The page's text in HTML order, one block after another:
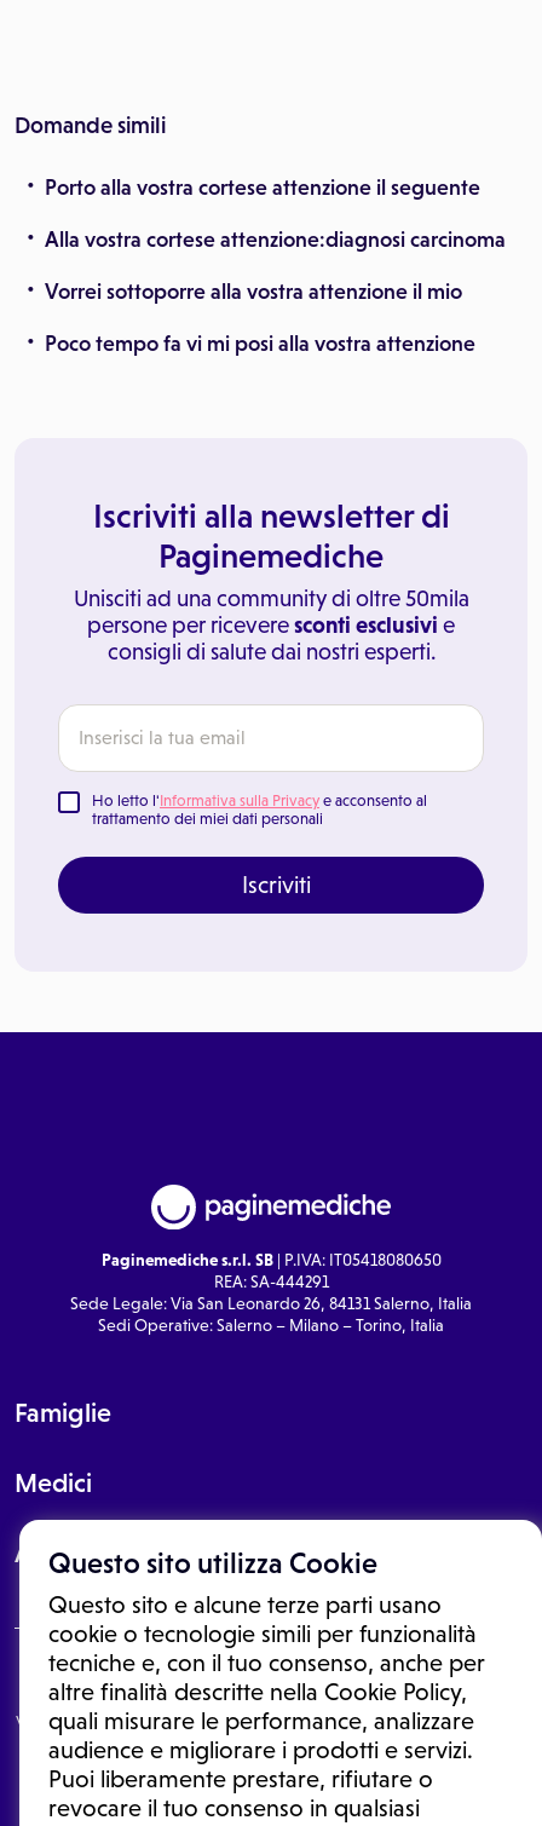
Questo sito utilizza Cookie
Questo sito e alcune terze parti usano
cookie o tecnologie simili per funzionalità
tecniche e, con il tuo consenso, anche per
altre finalità descritte nella Cookie Policy,
quali misurare le performance, analizzare
audience e migliorare i prodotti e servizi.
Puoi liberamente prestare, rifiutare o
revocare il tuo consenso in qualsiasi
Domande simili
Porto alla vostra cortese attenzione il seguente
Alla vostra cortese attenzione:diagnosi carcinoma
Vorrei sottoporre alla vostra attenzione il mio
Poco tempo fa vi mi posi alla vostra attenzione
Iscriviti alla newsletter di
Paginemediche
Unisciti ad una community di oltre 50mila
persone per riceveresconti esclusivi e
consigli di salute dai nostri esperti.
Ho letto l'Informativa sulla Privacy e acconsento al
trattamento dei miei dati personali
Iscriviti
Paginemediche s.r.l. SB| P.IVA: IT05418080650
REA: SA-444291
Sede Legale: Via San Leonardo 26, 84131 Salerno, Italia
Sedi Operative: Salerno – Milano – Torino, Italia
Famiglie
Medici
About
Le informazioni proposte in questo sito non sono un consulto medico.
In nessun caso, queste informazioni sostituiscono un consulto, una
visita o una diagnosi formulata dal medico. Non si devono considerare
le informazioni disponibili come suggerimenti per la formulazione di
una diagnosi, la determinazione di un trattamento o l'assunzione o
sospensione di un farmaco senza prima consultare un medico di
medicina generale o uno specialista.